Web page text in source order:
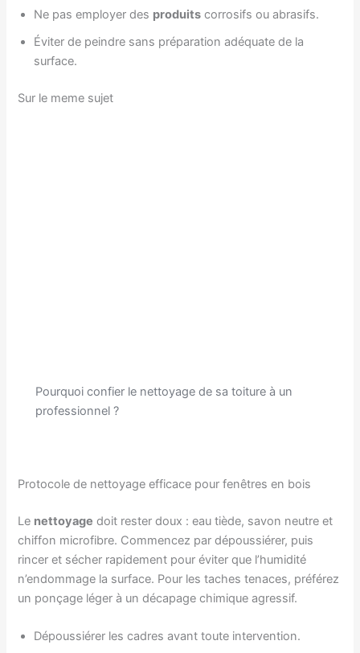
Ne pas employer des produits corrosifs ou abrasifs.
Éviter de peindre sans préparation adéquate de la
surface.
Sur le meme sujet
Pourquoi confier le nettoyage de sa toiture à un
professionnel ?
Protocole de nettoyage efficace pour fenêtres en bois
Le nettoyage doit rester doux : eau tiède, savon neutre et
chiffon microfibre. Commencez par dépoussiérer, puis
rincer et sécher rapidement pour éviter que l’humidité
n’endommage la surface. Pour les taches tenaces, préférez
un ponçage léger à un décapage chimique agressif.
Dépoussiérer les cadres avant toute intervention.